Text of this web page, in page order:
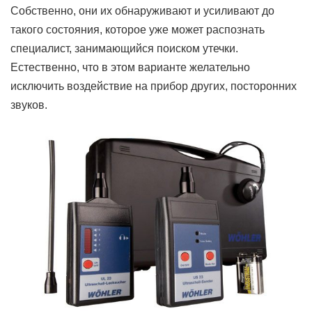
Собственно, они их обнаруживают и усиливают до
такого состояния, которое уже может распознать
специалист, занимающийся поиском утечки.
Естественно, что в этом варианте желательно
исключить воздействие на прибор других, посторонних
звуков.